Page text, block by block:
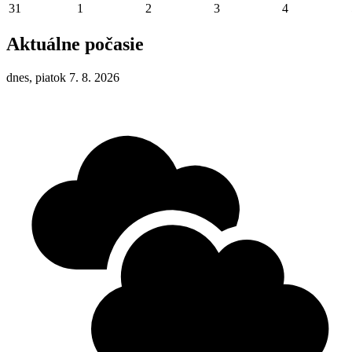
31 1 2 3 4
Aktuálne počasie
dnes, piatok 7. 8. 2026